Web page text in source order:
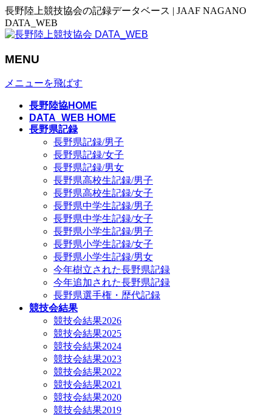
長野陸上競技協会の記録データベース | JAAF NAGANO
DATA_WEB
MENU
メニューを飛ばす
長野陸協HOME
DATA_WEB HOME
長野県記録
長野県記録/男子
長野県記録/女子
長野県記録/男女
長野県高校生記録/男子
長野県高校生記録/女子
長野県中学生記録/男子
長野県中学生記録/女子
長野県小学生記録/男子
長野県小学生記録/女子
長野県小学生記録/男女
今年樹立された長野県記録
今年追加された長野県記録
長野県選手権・歴代記録
競技会結果
競技会結果2026
競技会結果2025
競技会結果2024
競技会結果2023
競技会結果2022
競技会結果2021
競技会結果2020
競技会結果2019